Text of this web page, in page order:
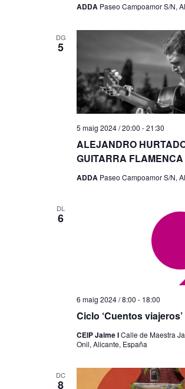
ADDA Paseo Campoamor S/N,
DG
5
ALEJANDRO
GUITARRA FLAMENCA
5 maig 2024 / 20:00 -21:30
ADDA Paseo Campoamor S/N,
DL
6
Ciclo ‘Cuentos viajeros’
6 maig 2024 / 8:00 - 18:00
CEIP Jaime ICalle de Maestra
Onil, Alicante, España
DC
8